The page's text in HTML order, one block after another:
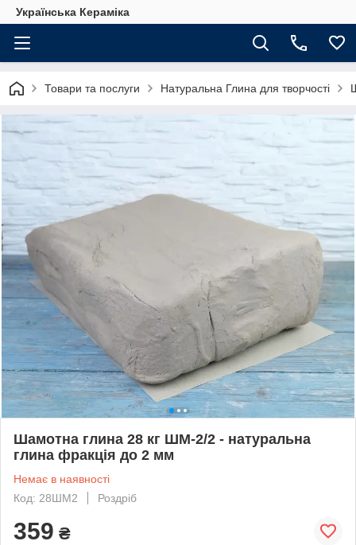
Українська Кераміка
Товари та послуги Натуральна Глина для творчості
Шамотна глина 28 кг ШМ-2/2 - натуральна
глина фракція до 2 мм
Немає в наявності
Код: 28ШМ2
Роздріб
359 ₴